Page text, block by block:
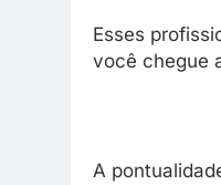
Esses
você chegue
A